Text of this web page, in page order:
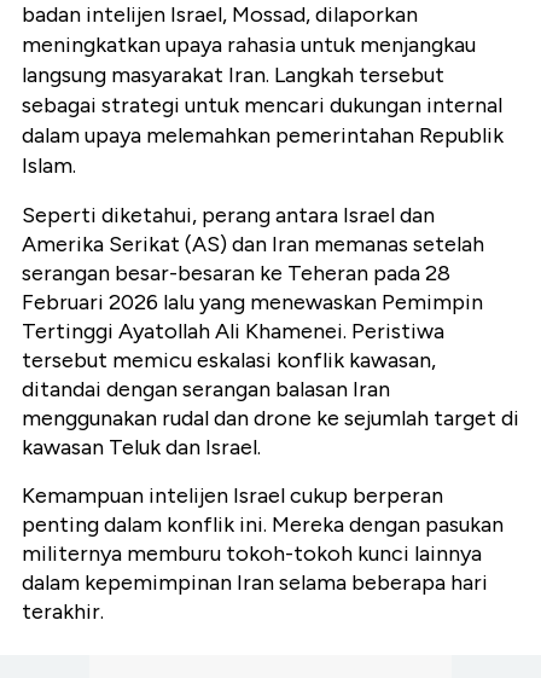
badan intelijen Israel, Mossad, dilaporkan
meningkatkan upaya rahasia untuk menjangkau
langsung masyarakat Iran. Langkah tersebut
sebagai strategi untuk mencari dukungan internal
dalam upaya melemahkan pemerintahan Republik
Islam.
Seperti diketahui, perang antara Israel dan
Amerika Serikat (AS) dan Iran memanas setelah
serangan besar-besaran ke Teheran pada 28
Februari 2026 lalu yang menewaskan Pemimpin
Tertinggi Ayatollah Ali Khamenei. Peristiwa
tersebut memicu eskalasi konflik kawasan,
ditandai dengan serangan balasan Iran
menggunakan rudal dan drone ke sejumlah target di
kawasan Teluk dan Israel.
Kemampuan intelijen Israel cukup berperan
penting dalam konflik ini. Mereka dengan pasukan
militernya memburu tokoh-tokoh kunci lainnya
dalam kepemimpinan Iran selama beberapa hari
terakhir.